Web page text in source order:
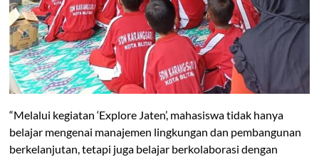
“Melalui kegiatan ‘Explore Jaten’, mahasiswa tidak hanya
belajar mengenai manajemen lingkungan dan pembangunan
berkelanjutan, tetapi juga belajar berkolaborasi dengan